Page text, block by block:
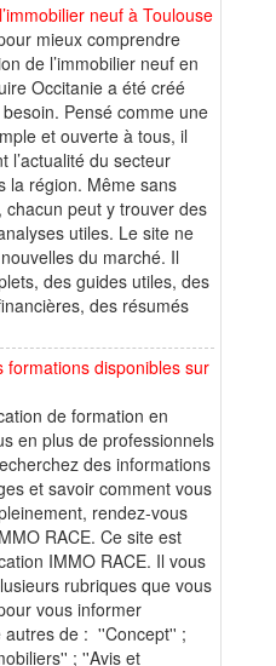
neuf à Toulouse
mieux comprendre
de l’immobilier neuf en
Occitanie a été créé
Pensé comme une
et ouverte à tous, il
l’actualité du secteur
la région. Même sans
peut y trouver des
utiles. Le site ne
du marché. Il
des guides utiles, des
des résumés
formations disponibles sur
de formation en
en plus de professionnels
des informations
et savoir comment vous
rendez-vous
RACE. Ce site est
IMMO RACE. Il vous
rubriques que vous
vous informer
autres de : ''Concept'' ;
; ''Avis et